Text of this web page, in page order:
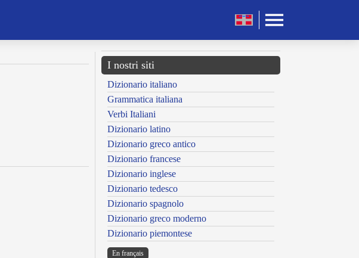
I nostri siti
Dizionario italiano
Grammatica italiana
Verbi Italiani
Dizionario latino
Dizionario greco antico
Dizionario francese
Dizionario inglese
Dizionario tedesco
Dizionario spagnolo
Dizionario greco moderno
Dizionario piemontese
En français